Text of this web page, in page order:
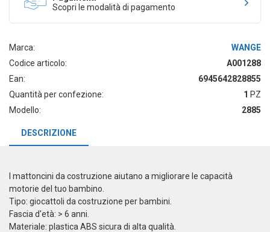
Scopri le modalità di pagamento
Marca:
WANGE
Codice articolo:
A001288
Ean:
6945642828855
Quantità per confezione:
1 PZ
Modello:
2885
DESCRIZIONE
I mattoncini da costruzione aiutano a migliorare le capacità
motorie del tuo bambino.
Tipo: giocattoli da costruzione per bambini.
Fascia d'età: > 6 anni.
Materiale: plastica ABS sicura di alta qualità.